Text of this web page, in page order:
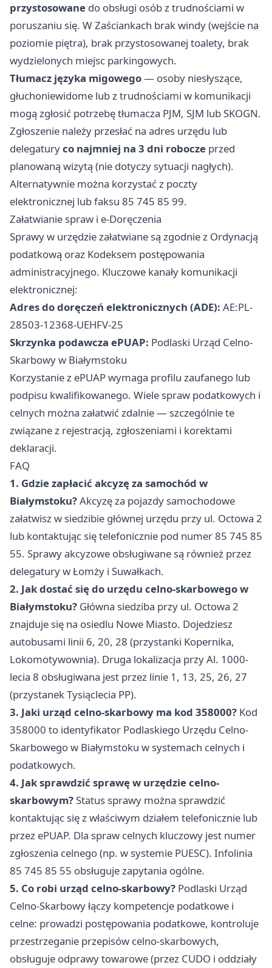
przystosowane do obsługi osób z trudnościami w
poruszaniu się. W Zaściankach brak windy (wejście na
poziomie piętra), brak przystosowanej toalety, brak
wydzielonych miejsc parkingowych.
Tłumacz języka migowego— osoby niesłyszące,
głuchoniewidome lub z trudnościami w komunikacji
mogą zgłosić potrzebę tłumacza PJM, SJM lub SKOGN.
Zgłoszenie należy przesłać na adres urzędu lub
delegaturyco najmniej na 3 dni robocze przed
planowaną wizytą (nie dotyczy sytuacji nagłych).
Alternatywnie można korzystać z poczty
elektronicznej lub faksu 85 745 85 99.
Załatwianie spraw i e-Doręczenia
Sprawy w urzędzie załatwiane są zgodnie z Ordynacją
podatkową oraz Kodeksem postępowania
administracyjnego. Kluczowe kanały komunikacji
elektronicznej:
Adres do doręczeń elektronicznych (ADE): AE:PL-
28503-12368-UEHFV-25
Skrzynka podawcza ePUAP: Podlaski Urząd Celno-
Skarbowy w Białymstoku
Korzystanie z ePUAP wymaga profilu zaufanego lub
podpisu kwalifikowanego. Wiele spraw podatkowych i
celnych można załatwić zdalnie — szczególnie te
związane z rejestracją, zgłoszeniami i korektami
deklaracji.
FAQ
1. Gdzie zapłacić akcyzę za samochód w
Białymstoku?Akcyzę za pojazdy samochodowe
załatwisz w siedzibie głównej urzędu przy ul. Octowa 2
lub kontaktując się telefonicznie pod numer 85 745 85
55. Sprawy akcyzowe obsługiwane są również przez
delegatury w Łomży i Suwałkach.
2. Jak dostać się do urzędu celno-skarbowego w
Białymstoku? Główna siedziba przy ul. Octowa 2
znajduje się na osiedlu Nowe Miasto. Dojedziesz
autobusami linii 6, 20, 28 (przystanki Kopernika,
Lokomotywownia). Druga lokalizacja przy Al. 1000-
lecia 8 obsługiwana jest przez linie 1, 13, 25, 26, 27
(przystanek Tysiąclecia PP).
3. Jaki urząd celno-skarbowy ma kod 358000? Kod
358000 to identyfikator Podlaskiego Urzędu Celno-
Skarbowego w Białymstoku w systemach celnych i
podatkowych.
4. Jak sprawdzić sprawę w urzędzie celno-
skarbowym?Status sprawy można sprawdzić
kontaktując się z właściwym działem telefonicznie lub
przez ePUAP. Dla spraw celnych kluczowy jest numer
zgłoszenia celnego (np. w systemie PUESC). Infolinia
85 745 85 55 obsługuje zapytania ogólne.
5. Co robi urząd celno-skarbowy? Podlaski Urząd
Celno-Skarbowy łączy kompetencje podatkowe i
celne: prowadzi postępowania podatkowe, kontroluje
przestrzeganie przepisów celno-skarbowych,
obsługuje odprawy towarowe (przez CUDO i oddziały